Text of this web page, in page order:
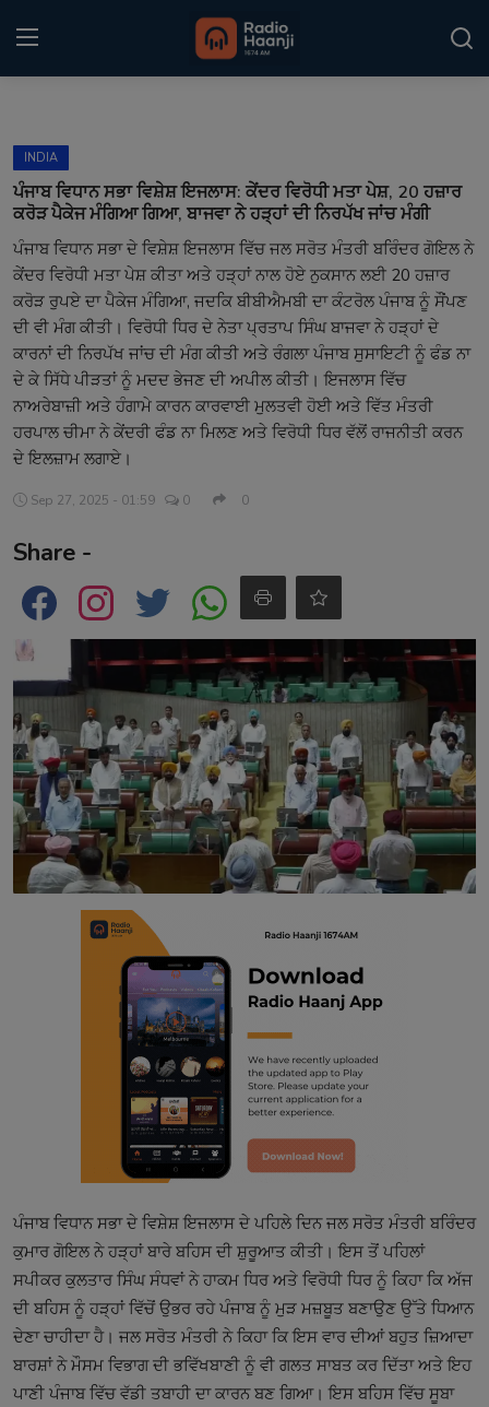
Home
Kitaab Kahani
Gallery
Sponsors
Matrimonial
Event
INDIA
ਪੰਜਾਬ ਵਿਧਾਨ ਸਭਾ ਵਿਸ਼ੇਸ਼ ਇਜਲਾਸ: ਕੇਂਦਰ ਵਿਰੋਧੀ ਮਤਾ ਪੇਸ਼, 20 ਹਜ਼ਾਰ
ਕਰੋੜ ਪੈਕੇਜ ਮੰਗਿਆ ਗਿਆ, ਬਾਜਵਾ ਨੇ ਹੜ੍ਹਾਂ ਦੀ ਨਿਰਪੱਖ ਜਾਂਚ ਮੰਗੀ
ਪੰਜਾਬ ਵਿਧਾਨ ਸਭਾ ਦੇ ਵਿਸ਼ੇਸ਼ ਇਜਲਾਸ ਵਿੱਚ ਜਲ ਸਰੋਤ ਮੰਤਰੀ ਬਰਿੰਦਰ ਗੋਇਲ ਨੇ
ਕੇਂਦਰ ਵਿਰੋਧੀ ਮਤਾ ਪੇਸ਼ ਕੀਤਾ ਅਤੇ ਹੜ੍ਹਾਂ ਨਾਲ ਹੋਏ ਨੁਕਸਾਨ ਲਈ 20 ਹਜ਼ਾਰ
ਕਰੋੜ ਰੁਪਏ ਦਾ ਪੈਕੇਜ ਮੰਗਿਆ, ਜਦਕਿ ਬੀਬੀਐਮਬੀ ਦਾ ਕੰਟਰੋਲ ਪੰਜਾਬ ਨੂੰ ਸੌਂਪਣ
ਦੀ ਵੀ ਮੰਗ ਕੀਤੀ। ਵਿਰੋਧੀ ਧਿਰ ਦੇ ਨੇਤਾ ਪ੍ਰਤਾਪ ਸਿੰਘ ਬਾਜਵਾ ਨੇ ਹੜ੍ਹਾਂ ਦੇ
ਕਾਰਨਾਂ ਦੀ ਨਿਰਪੱਖ ਜਾਂਚ ਦੀ ਮੰਗ ਕੀਤੀ ਅਤੇ ਰੰਗਲਾ ਪੰਜਾਬ ਸੁਸਾਇਟੀ ਨੂੰ ਫੰਡ ਨਾ
ਦੇ ਕੇ ਸਿੱਧੇ ਪੀੜਤਾਂ ਨੂੰ ਮਦਦ ਭੇਜਣ ਦੀ ਅਪੀਲ ਕੀਤੀ। ਇਜਲਾਸ ਵਿੱਚ
ਨਾਅਰੇਬਾਜ਼ੀ ਅਤੇ ਹੰਗਾਮੇ ਕਾਰਨ ਕਾਰਵਾਈ ਮੁਲਤਵੀ ਹੋਈ ਅਤੇ ਵਿੱਤ ਮੰਤਰੀ
ਹਰਪਾਲ ਚੀਮਾ ਨੇ ਕੇਂਦਰੀ ਫੰਡ ਨਾ ਮਿਲਣ ਅਤੇ ਵਿਰੋਧੀ ਧਿਰ ਵੱਲੋਂ ਰਾਜਨੀਤੀ ਕਰਨ
ਦੇ ਇਲਜ਼ਾਮ ਲਗਾਏ।
Sep 27, 2025 - 01:59 0 0
Share -
ਪੰਜਾਬ ਵਿਧਾਨ ਸਭਾ ਦੇ ਵਿਸ਼ੇਸ਼ ਇਜਲਾਸ ਦੇ ਪਹਿਲੇ ਦਿਨ ਜਲ ਸਰੋਤ ਮੰਤਰੀ ਬਰਿੰਦਰ
ਕੁਮਾਰ ਗੋਇਲ ਨੇ ਹੜ੍ਹਾਂ ਬਾਰੇ ਬਹਿਸ ਦੀ ਸ਼ੁਰੂਆਤ ਕੀਤੀ। ਇਸ ਤੋਂ ਪਹਿਲਾਂ
ਸਪੀਕਰ ਕੁਲਤਾਰ ਸਿੰਘ ਸੰਧਵਾਂ ਨੇ ਹਾਕਮ ਧਿਰ ਅਤੇ ਵਿਰੋਧੀ ਧਿਰ ਨੂੰ ਕਿਹਾ ਕਿ ਅੱਜ
ਦੀ ਬਹਿਸ ਨੂੰ ਹੜ੍ਹਾਂ ਵਿੱਚੋਂ ਉਭਰ ਰਹੇ ਪੰਜਾਬ ਨੂੰ ਮੁੜ ਮਜ਼ਬੂਤ ਬਣਾਉਣ ਉੱਤੇ ਧਿਆਨ
ਦੇਣਾ ਚਾਹੀਦਾ ਹੈ। ਜਲ ਸਰੋਤ ਮੰਤਰੀ ਨੇ ਕਿਹਾ ਕਿ ਇਸ ਵਾਰ ਦੀਆਂ ਬਹੁਤ ਜ਼ਿਆਦਾ
ਬਾਰਸ਼ਾਂ ਨੇ ਮੌਸਮ ਵਿਭਾਗ ਦੀ ਭਵਿੱਖਬਾਣੀ ਨੂੰ ਵੀ ਗਲਤ ਸਾਬਤ ਕਰ ਦਿੱਤਾ ਅਤੇ ਇਹ
ਪਾਣੀ ਪੰਜਾਬ ਵਿੱਚ ਵੱਡੀ ਤਬਾਹੀ ਦਾ ਕਾਰਨ ਬਣ ਗਿਆ। ਇਸ ਬਹਿਸ ਵਿੱਚ ਸੂਬਾ